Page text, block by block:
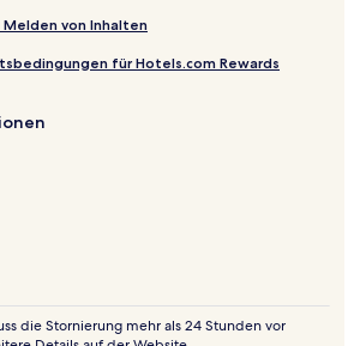
von Inhalten
für Hotels.com Rewards
die Stornierung mehr als 24 Stunden vor